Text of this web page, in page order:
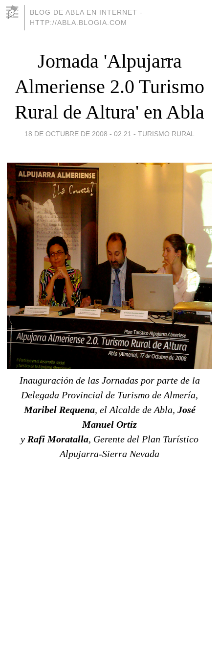
BLOG DE ABLA EN INTERNET -
HTTP://ABLA.BLOGIA.COM
Jornada 'Alpujarra
Almeriense 2.0 Turismo
Rural de Altura' en Abla
18 DE OCTUBRE DE 2008 - 02:21 - TURISMO RURAL
Inauguración de las Jornadas por parte de la
Delegada Provincial de Turismo de Almería,
Maribel Requena, el Alcalde de Abla, José
Manuel Ortíz
y Rafi Moratalla, Gerente del Plan Turístico
Alpujarra-Sierra Nevada